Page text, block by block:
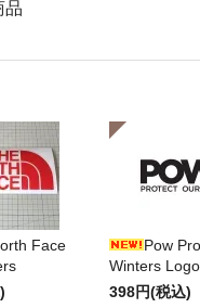
品
Face
Pow
Winters
398円(税込)